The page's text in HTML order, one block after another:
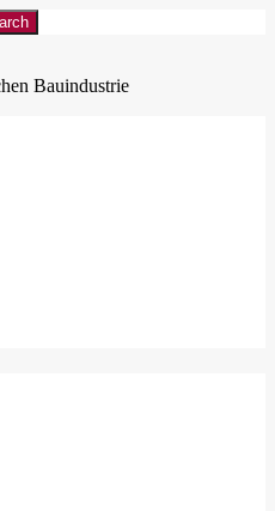
Bauindustrie